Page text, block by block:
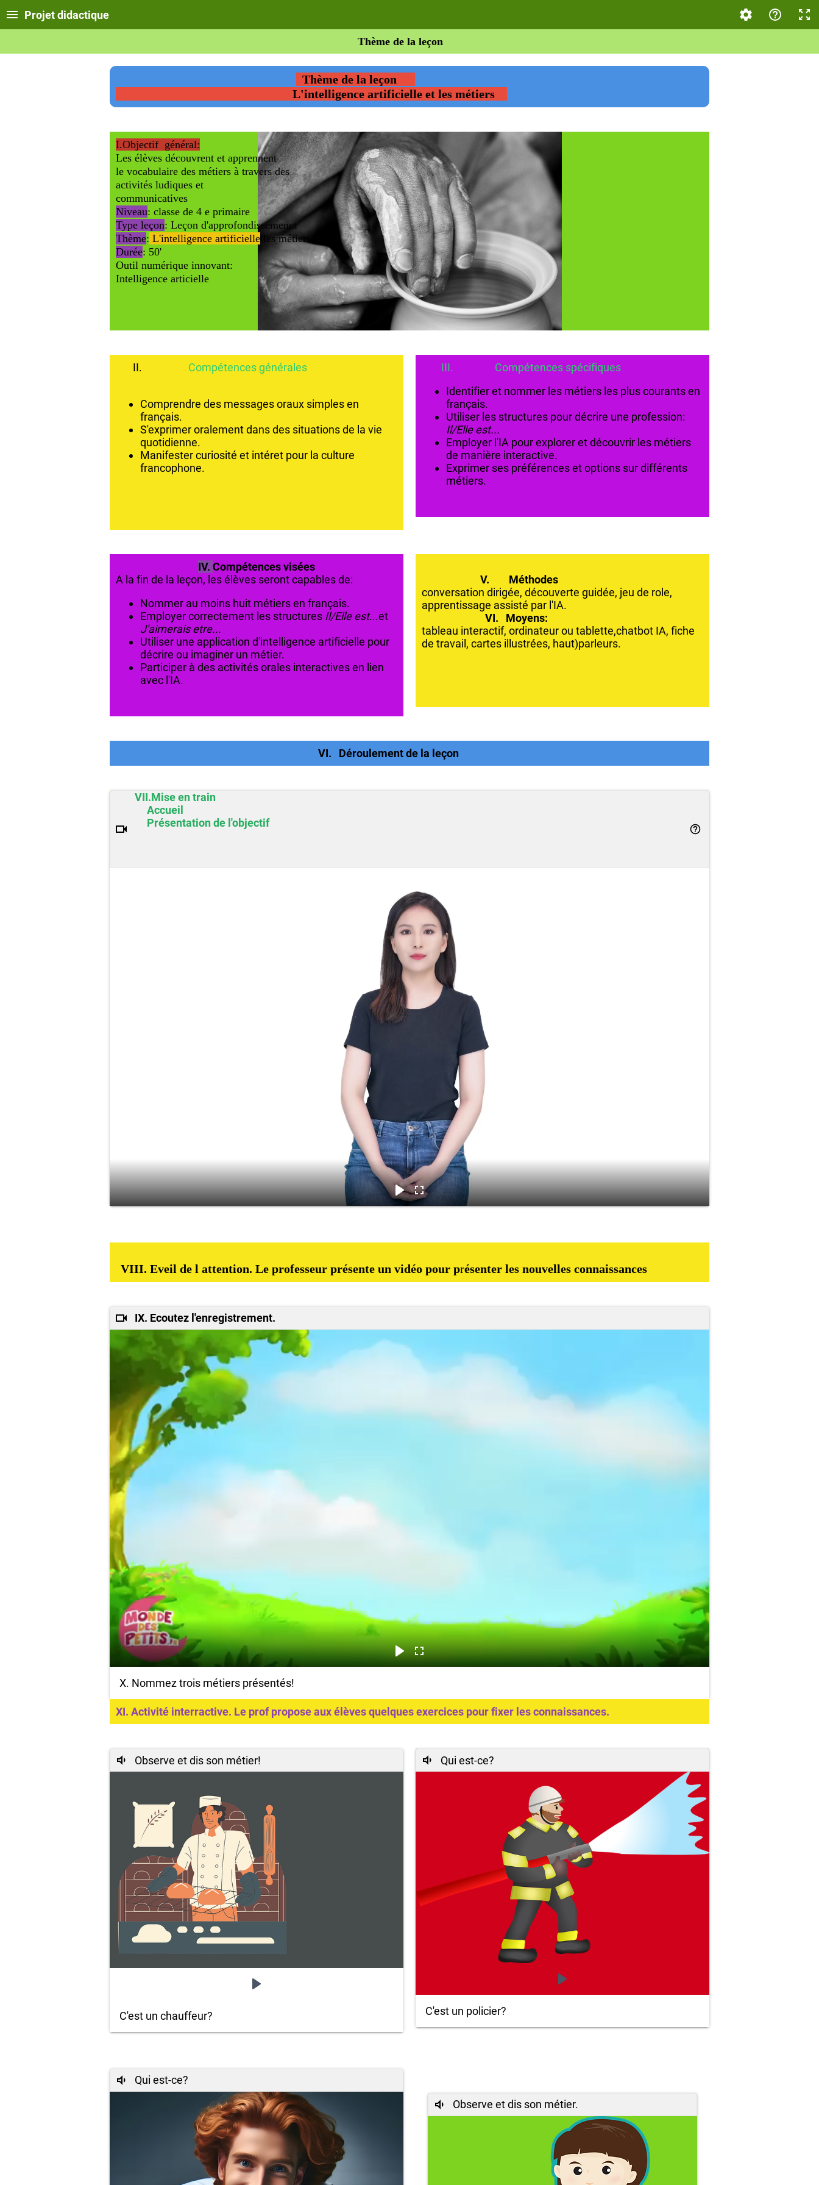
Projet didactique
Thème de la leçon
Thème de la leçon
L'intelligence artificielle et les métiers
I.Objectif général:
Les élèves découvrent et apprennent
le vocabulaire des métiers à travers des
activités ludiques et
communicatives
Niveau: classe de 4 e primaire
Type leçon: Leçon d'approfondissemenet
Thème: L'intelligence artificielle les métiers
Durée: 50'
Outil numérique innovant:
Intelligence articielle
II. Compétences générales
Comprendre des messages oraux simples en
français.
S'exprimer oralement dans des situations de la vie
quotidienne.
Manifester curiosité et intéret pour la culture
francophone.
III. Compétences spécifiques
Identifier et nommer les métiers les plus courants en
français.
Utiliser les structures pour décrire une profession:
Il/Elle est...
Employer l'IA pour explorer et découvrir les métiers
de manière interactive.
Exprimer ses préférences et options sur différents
métiers.
IV. Compétences visées
A la fin de la l eçon, les élèves seront capables de:
Nommer au moins huit métiers en français.
Employer correctement les structures Il/Elle est...et
J'aimerais etre...
Utiliser une application d'intelligence artificielle pour
décrire ou imaginer un métier.
Participer à des activités orales interactives en lien
avec l'IA.
V. Méthodes
conversation dirigée, découverte guidée, jeu de role,
apprentissage assisté par l'IA.
VI. Moyens:
tableau interactif, ordinateur ou tablette,chatbot IA, fiche
de travail, cartes illustrées, haut)parleurs.
VI. Déroulement de la leçon
VII.Mise en train
Accueil
Présentation de l'objectif
VIII. Eveil de l attention. Le professeur présente un vidéo pour présenter les nouvelles connaissances
IX. Ecoutez l'enregistrement.
X. Nommez trois métiers présentés!
XI. Activité interractive. Le prof propose aux élèves quelques exercices pour fixer les connaissances.
Observe et dis son métier!
C'est un chauffeur?
Qui est-ce?
C'est un policier?
Qui est-ce?
Observe et dis son métier.